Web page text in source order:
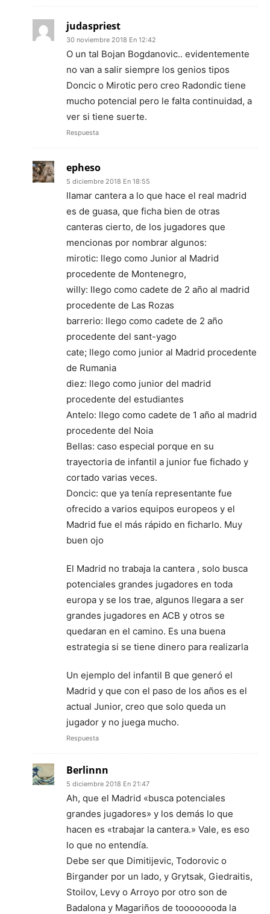
judaspriest
30 noviembre 2018 En 12:42
O un tal Bojan Bogdanovic.. evidentemente
no van a salir siempre los genios tipos
Doncic o Mirotic pero creo Radondic tiene
mucho potencial pero le falta continuidad, a
ver si tiene suerte.
Respuesta
epheso
5 diciembre 2018 En 18:55
llamar cantera a lo que hace el real madrid
es de guasa, que ficha bien de otras
canteras cierto, de los jugadores que
mencionas por nombrar algunos:
mirotic: llego como Junior al Madrid
procedente de Montenegro,
willy: llego como cadete de 2 año al madrid
procedente de Las Rozas
barrerio: llego como cadete de 2 año
procedente del sant-yago
cate; llego como junior al Madrid procedente
de Rumania
diez: llego como junior del madrid
procedente del estudiantes
Antelo: llego como cadete de 1 año al madrid
procedente del Noia
Bellas: caso especial porque en su
trayectoria de infantil a junior fue fichado y
cortado varias veces.
Doncic: que ya tenía representante fue
ofrecido a varios equipos europeos y el
Madrid fue el más rápido en ficharlo. Muy
buen ojo
El Madrid no trabaja la cantera , solo busca
potenciales grandes jugadores en toda
europa y se los trae, algunos llegara a ser
grandes jugadores en ACB y otros se
quedaran en el camino. Es una buena
estrategia si se tiene dinero para realizarla
Un ejemplo del infantil B que generó el
Madrid y que con el paso de los años es el
actual Junior, creo que solo queda un
jugador y no juega mucho.
Respuesta
Berlinnn
5 diciembre 2018 En 21:47
Ah, que el Madrid «busca potenciales
grandes jugadores» y los demás lo que
hacen es «trabajar la cantera.» Vale, es eso
lo que no entendía.
Debe ser que Dimitijevic, Todorovic o
Birgander por un lado, y Grytsak, Giedraitis,
Stoilov, Levy o Arroyo por otro son de
Badalona y Magariños de toooooooda la